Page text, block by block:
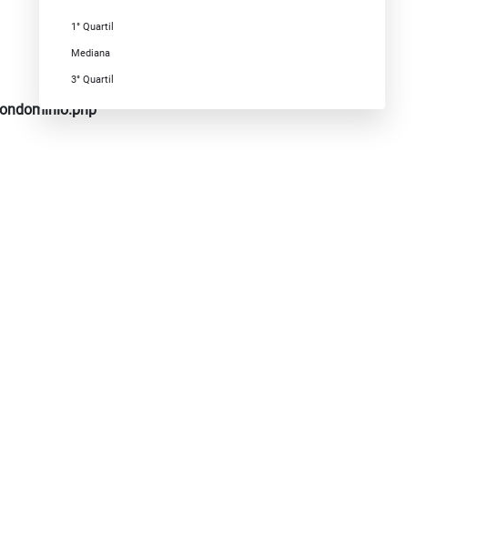
1° Quartil
Mediana
3° Quartil